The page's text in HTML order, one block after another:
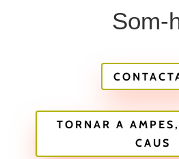
Som-
TORNAR A
CAUS